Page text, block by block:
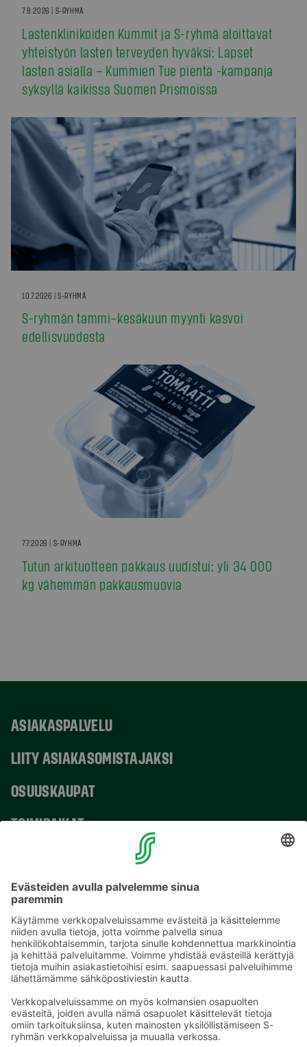
7.8.2026 | S-RYHMÄ
Lastenklinikoiden Kummit ja S-ryhmä aloittavat
yhteistyön lasten terveyden hyväksi: Lapset
lasten asialla – Kummien Tue pientä -kampanja
syksyllä kaikissa Suomen Prismoissa
10.7.2026 | S-RYHMÄ
S-ryhmän tammi–kesäkuun myynti kasvoi
edellisvuodesta
7.7.2026 | S-RYHMÄ
Tutun arkituotteen pakkaus uudistui: yli 34 000
kg vähemmän pakkausmuovia
ASIAKASPALVELU
LIITY ASIAKASOMISTAJAKSI
OSUUSKAUPAT
TOIMIPAIKAT
Sähköpostiosoitteet S-ryhmässä ovat muotoa
etunimi.sukunimi@sok.fi
Seuraa meitä: